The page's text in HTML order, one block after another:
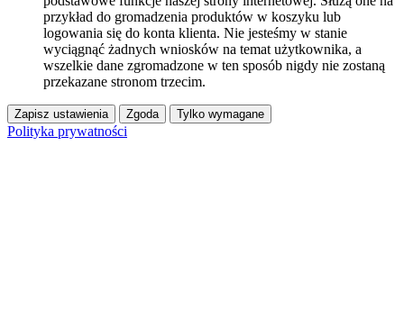
przykład do gromadzenia produktów w koszyku lub
logowania się do konta klienta. Nie jesteśmy w stanie
wyciągnąć żadnych wniosków na temat użytkownika, a
wszelkie dane zgromadzone w ten sposób nigdy nie zostaną
przekazane stronom trzecim.
Zapisz ustawienia Zgoda Tylko wymagane
Polityka prywatności